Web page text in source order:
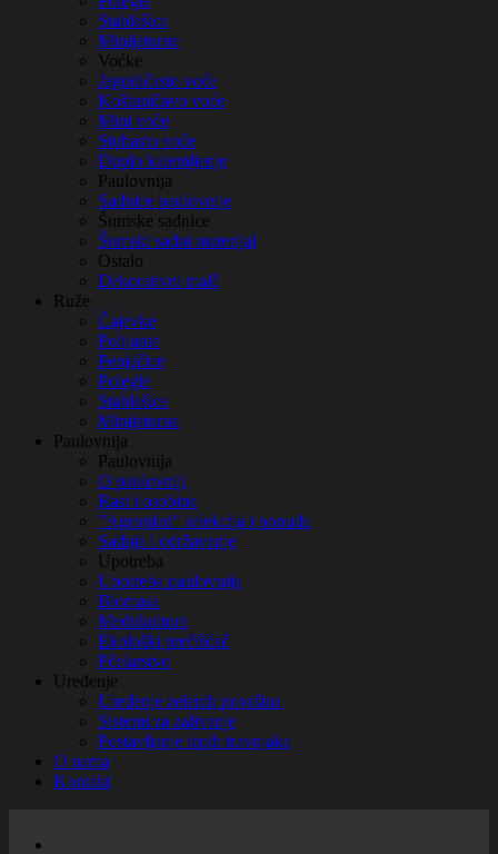
Stablašice
Minijaturne
Voćke
Jagodičasto voće
Koštuničavo voće
Mini voće
Stubasto voće
Duplo kalemljenje
Paulovnija
Sadnice paulovnije
Šumske sadnice
Šumski sadni materijal
Ostalo
Dekorativni malč
Ruže
Čajevke
Polijante
Penjačice
Polegle
Stablašice
Minijaturne
Paulovnija
Paulovnija
O paulovniji
Rast i osobine
"Agroplan" selekcija i ponuda
Sadnja i održavanje
Upotreba
Upotreba paulovnije
Biomasa
Međukultura
Ekološki prečišćač
Pčelarstvo
Uređenje
Uređenje zelenih površina
Sistemi za zalivanje
Postavljanje tepih travnjaka
O nama
Kontakt